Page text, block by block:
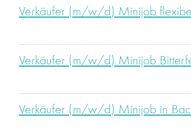
Verkäufer (m/w/d) Minijob
Verkäufer (m/w/d) Minijob
Verkäufer (m/w/d) Minijob in